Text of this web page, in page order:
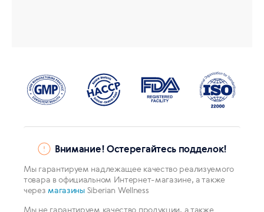
Внимание! Остерегайтесь подделок!
Мы гарантируем надлежащее качество реализуемого
товара в официальном Интернет-магазине, а также
черезмагазиныSiberian Wellness
Мы не гарантируем качество продукции, а также